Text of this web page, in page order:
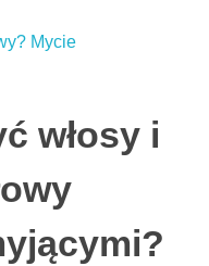
Mycie
włosy i